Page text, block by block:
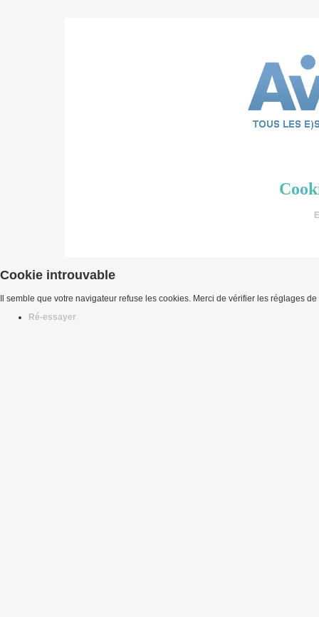
Cookie introuvable
Il semble que votre navigateur refuse les cookies. Merci de vérifier les réglages
Ré-essayer